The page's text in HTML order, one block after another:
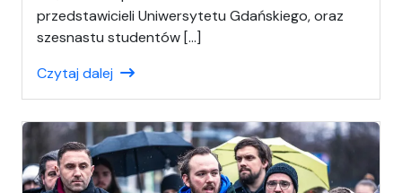
przedstawicieli Uniwersytetu Gdańskiego, oraz
szesnastu studentów […]
Czytaj dalej